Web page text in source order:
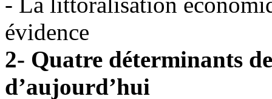
évidence
2- Quatre déterminants
d’aujourd’hui